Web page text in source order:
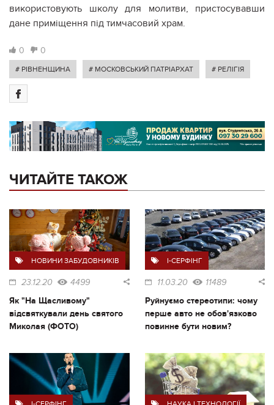
використовують школу для молитви, пристосувавши
дане приміщення під тимчасовий храм.
0 0
# РІВНЕНЩИНА # МОСКОВСЬКИЙ ПАТРІАРХАТ # РЕЛІГІЯ
ЧИТАЙТЕ ТАКОЖ
НОВИНИ ЗАБУДОВНИКІВ
23.12.20 4499
Як "На Щасливому"
відсвяткували день святого
Миколая (ФОТО)
I-СЕРФІНГ
11.03.20 11489
Руйнуємо стереотипи: чому
перше авто не обов'язково
повинне бути новим?